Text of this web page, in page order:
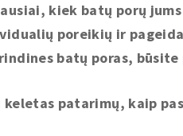
kiek batų porų
poreikių ir
batų poras,
keletas patarimų, kaip